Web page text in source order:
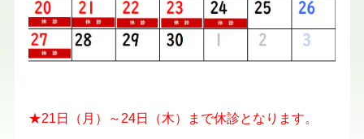
★21日（月）～24日（木）まで休診となります。